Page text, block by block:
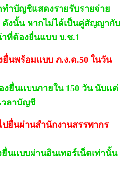
ำบัญชีแสดงรายรับรายจ่าย
งนั้น หากไม่ได้เป็นคู่สัญญากับ
ที่ต้องยื่นแบบ บ.ช.1
ยื่นพร้อมแบบ ภ.ง.ด.50 ในวัน
งยื่นแบบภายใน 150 วัน นับแต่
วลาบัญชี
ปยื่นผ่านสำนักงานสรรพากร
นแบบผ่านอินเทอร์เน็ตเท่านั้น